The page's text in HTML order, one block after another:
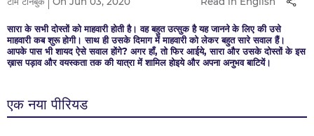
सारा के सभी दोस्तों को माहवारी होती है। वह बहुत उत्सुक है यह जानने के लिए की उसे
माहवारी कब शुरू होगी। साथ ही उसके दिमाग में माहवारी को लेकर बहुत सारे सवाल हैं।
आपके पास भी शायद ऐसे सवाल होंगे? अगर हाँ, तो फिर आईये, सारा और उसके दोस्तों के इस
ख़ास पड़ाव और वयस्कता तक की यात्रा में शामिल होइये और अपना अनुभव बाटियें।
एक नया पीरियड